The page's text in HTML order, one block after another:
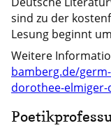
sind zu der
Lesung beginnt
Weitere
bamberg.de/
dorothee-